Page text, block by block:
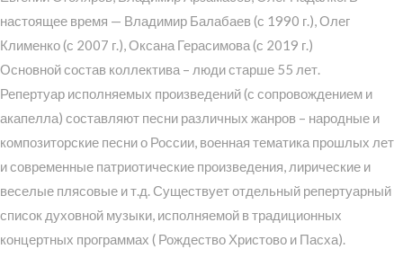
настоящее время — Владимир Балабаев (с 1990 г.), Олег
Клименко (с 2007 г.), Оксана Герасимова (с 2019 г.)
Основной состав коллектива – люди старше 55 лет.
Репертуар исполняемых произведений (с сопровождением и
акапелла) составляют песни различных жанров – народные и
композиторские песни о России, военная тематика прошлых лет
и современные патриотические произведения, лирические и
веселые плясовые и т.д. Существует отдельный репертуарный
список духовной музыки, исполняемой в традиционных
концертных программах ( Рождество Христово и Пасха).